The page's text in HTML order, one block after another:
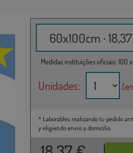
60x100cm ·
Medidas instituições oficiais: 100
Unidades:
* Laborables realizando tu pedido
y eligiendo envío a domicilio.